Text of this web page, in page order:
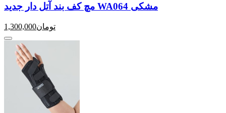
مچ کف بند آتل دار جدید WA064 مشکی
1,300,000تومان